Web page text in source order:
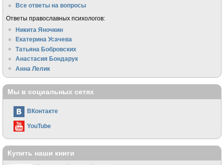
Все ответы на вопросы
Ответы православных психологов:
Никита Яночкин
Екатерина Усачева
Татьяна Бобровских
Анастасия Бондарук
Анна Лелик
Мы в социальных сетях
ВКонтакте
YouTube
Купить наши книги